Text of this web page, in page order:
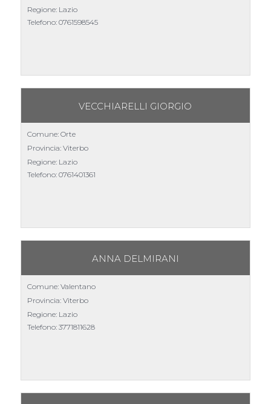
Regione: Lazio
Telefono: 0761598545
VECCHIARELLI GIORGIO
Comune: Orte
Provincia: Viterbo
Regione: Lazio
Telefono: 0761401361
ANNA DELMIRANI
Comune: Valentano
Provincia: Viterbo
Regione: Lazio
Telefono: 3771811628